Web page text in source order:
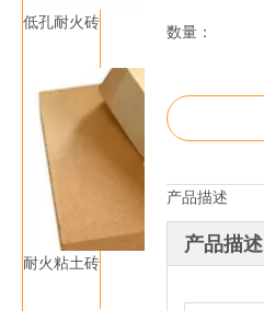
低孔耐火砖
耐火粘土砖
数量：
产品描述
产品描述